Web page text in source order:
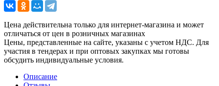
Цена действительна только для интернет-магазина и может
отличаться от цен в розничных магазинах
Цены, представленные на сайте, указаны с учетом НДС. Для
участия в тендерах и при оптовых закупках мы готовы
обсудить индивидуальные условия.
Описание